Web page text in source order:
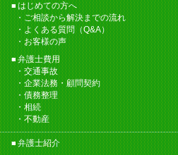
はじめての方へ
ご相談から解決までの流れ
よくある質問（Q&A）
お客様の声
弁護士費用
交通事故
企業法務・顧問契約
債務整理
相続
不動産
弁護士紹介